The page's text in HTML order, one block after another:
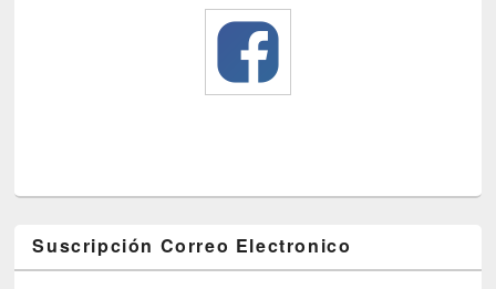
Suscripción Correo Electronico